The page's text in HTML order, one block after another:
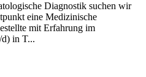
Diagnostik suchen wir
eine Medizinische
mit Erfahrung im
in T...